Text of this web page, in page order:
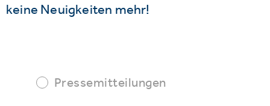
keine Neuigkeiten mehr!
Pressemitteilungen